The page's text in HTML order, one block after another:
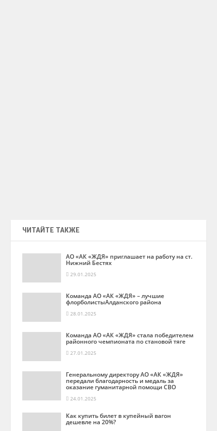
ЧИТАЙТЕ ТАКЖЕ
АО «АК «ЖДЯ» приглашает на работу на ст.
Нижний Бестях
29.01.2025
Команда АО «АК «ЖДЯ» – лучшие
флорболистыАлданского района
28.01.2025
Команда АО «АК «ЖДЯ» стала победителем
районного чемпионата по становой тяге
27.01.2025
Генеральному директору АО «АК «ЖДЯ»
передали благодарность и медаль за
оказание гуманитарной помощи СВО
24.01.2025
Как купить билет в купейный вагон
дешевле на 20%?